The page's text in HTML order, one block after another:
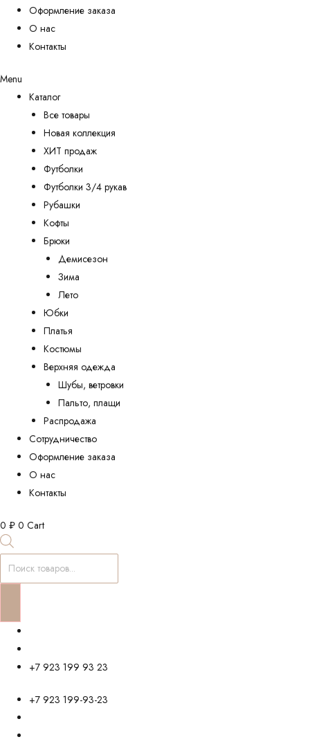
Оформление заказа
О нас
Контакты
Menu
Каталог
Все товары
Новая коллекция
ХИТ продаж
Футболки
Футболки 3/4 рукав
Рубашки
Кофты
Брюки
Демисезон
Зима
Лето
Юбки
Платья
Костюмы
Верхняя одежда
Шубы, ветровки
Пальто, плащи
Распродажа
Сотрудничество
Оформление заказа
О нас
Контакты
0 ₽ 0 Cart
Поиск
товаров
+7 923 199 93 23
+7 923 199-93-23